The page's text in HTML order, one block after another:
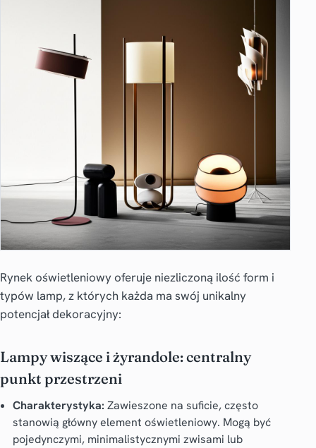
Rynek oświetleniowy oferuje niezliczoną ilość form i
typów lamp, z których każda ma swój unikalny
potencjał dekoracyjny:
Lampy wiszące i żyrandole: centralny
punkt przestrzeni
Charakterystyka: Zawieszone na suficie, często
stanowią główny element oświetleniowy. Mogą być
pojedynczymi, minimalistycznymi zwisami lub